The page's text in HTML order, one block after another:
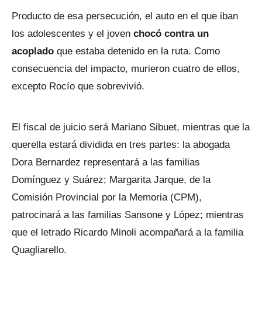
Producto de esa persecución, el auto en el que iban
los adolescentes y el joven chocó contra un
acoplado que estaba detenido en la ruta. Como
consecuencia del impacto, murieron cuatro de ellos,
excepto Rocío que sobrevivió.
El fiscal de juicio será Mariano Sibuet, mientras que la
querella estará dividida en tres partes: la abogada
Dora Bernardez representará a las familias
Domínguez y Suárez; Margarita Jarque, de la
Comisión Provincial por la Memoria (CPM),
patrocinará a las familias Sansone y López; mientras
que el letrado Ricardo Minoli acompañará a la familia
Quagliarello.